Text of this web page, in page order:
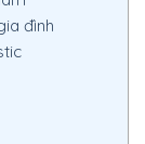
đình